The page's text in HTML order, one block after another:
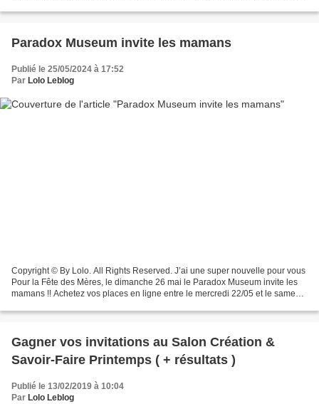
Paradox Museum invite les mamans
Publié le 25/05/2024 à 17:52
Par Lolo Leblog
Copyright © By Lolo. All Rights Reserved. J’ai une super nouvelle pour vous
Pour la Fête des Mères, le dimanche 26 mai le Paradox Museum invite les
mamans !! Achetez vos places en ligne entre le mercredi 22/05 et le samedi
Gagner vos invitations au Salon Création &
Savoir-Faire Printemps ( + résultats )
Publié le 13/02/2019 à 10:04
Par Lolo Leblog